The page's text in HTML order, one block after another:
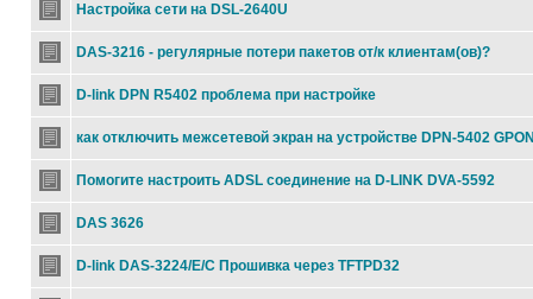
Настройка сети на DSL-2640U
DAS-3216 - регулярные потери пакетов от/к клиентам(ов)?
D-link DPN R5402 проблема при настройке
как отключить межсетевой экран на устройстве DPN-5402
Помогите настроить ADSL соединение на D-LINK DVA-5592
DAS 3626
D-link DAS-3224/E/C Прошивка через TFTPD32